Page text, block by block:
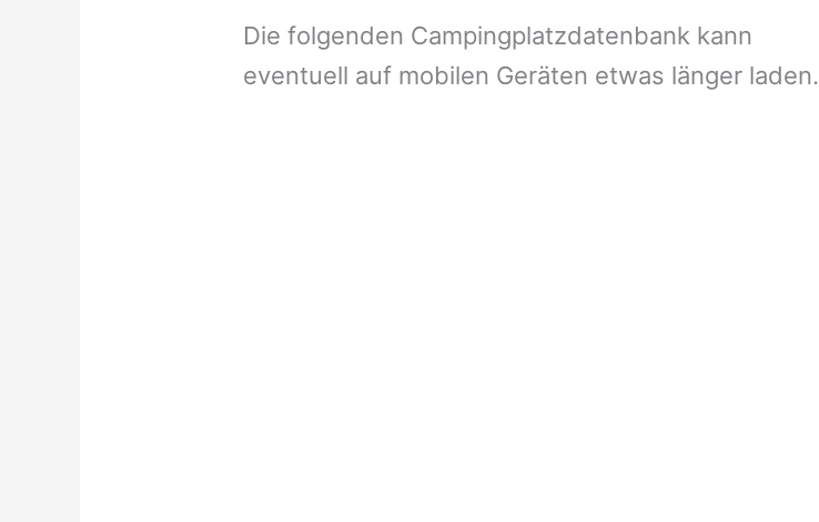
Die folgenden Campingplatzdatenbank kann
eventuell auf mobilen Geräten etwas länger laden.